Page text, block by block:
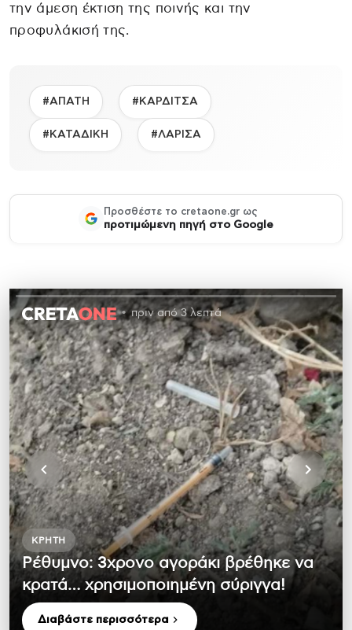
την άμεση έκτιση της ποινής και την
προφυλάκισή της.
#ΑΠΑΤΗ #ΚΑΡΔΙΤΣΑ
#ΚΑΤΑΔΙΚΗ #ΛΑΡΙΣΑ
Προσθέστε το cretaone.gr ως
προτιμώμενη πηγή στο Google
πριν από 3 λεπτά
ΚΡΉΤΗ
Ρέθυμνο: 3χρονο αγοράκι βρέθηκε να
κρατά… χρησιμοποιημένη σύριγγα!
Διαβάστε περισσότερα